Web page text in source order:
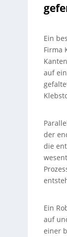
Ein
Firma
auf
der
die
Ein
auf
einer